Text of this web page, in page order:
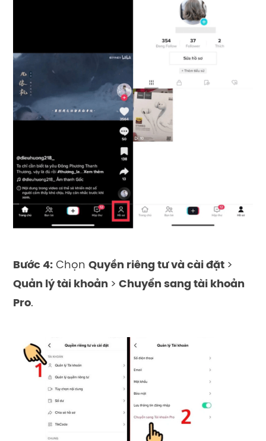
Bước 4: Chọn Quyền riêng tư và cài đặt >
Quản lý tài khoản > Chuyển sang tài khoản
Pro.